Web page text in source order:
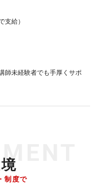
支給）
師未経験者でも手厚くサポ
制度で